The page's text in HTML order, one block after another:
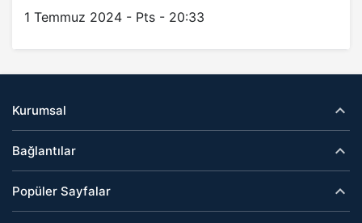
1 Temmuz 2024 - Pts - 20:33
Kurumsal
Bağlantılar
Popüler Sayfalar